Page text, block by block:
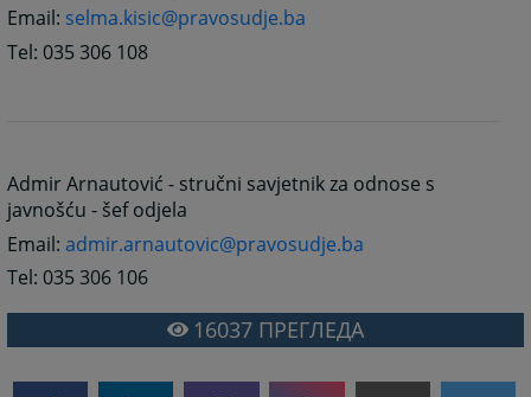
Email: selma.kisic@pravosudje.ba
Tel: 035 306 108
Admir Arnautović - stručni savjetnik za odnose s
javnošću - šef odjela
Email:admir.arnautovic@pravosudje.ba
Tel: 035 306 106
16037 ПРЕГЛЕДА